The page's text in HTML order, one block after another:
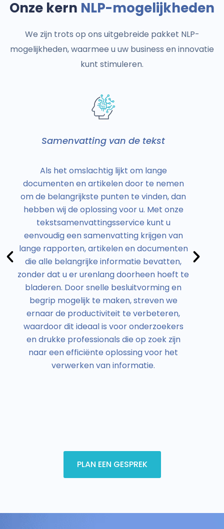
Onze kern NLP-mogelijkheden
We zijn trots op ons uitgebreide pakket NLP-
mogelijkheden, waarmee u uw business en innovatie
kunt stimuleren.
Als het omslachtig lijkt om lange
documenten en artikelen door te nemen
om de belangrijkste punten te vinden, dan
hebben wij de oplossing voor u. Met onze
tekstsamenvattingsservice kunt u
eenvoudig een samenvatting krijgen van
lange rapporten, artikelen en documenten
die alle belangrijke informatie bevatten,
zonder dat u er urenlang doorheen hoeft te
bladeren. Door snelle besluitvorming en
begrip mogelijk te maken, streven we
ernaar de productiviteit te verbeteren,
waardoor dit ideaal is voor onderzoekers
en drukke professionals die op zoek zijn
naar een efficiënte oplossing voor het
verwerken van informatie.
Samenvatting van de tekst
PLAN EEN GESPREK